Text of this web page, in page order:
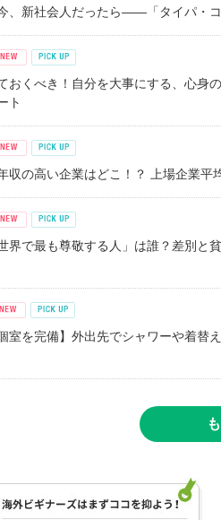
、新社会人だったら――「タイパ・コ
おくべき！自分を大事にする、心身
ト
収の高い企業はどこ！？ 上場企業
界で最も尊敬する人」は誰？差別と
室を完備】外出先でシャワーや着替